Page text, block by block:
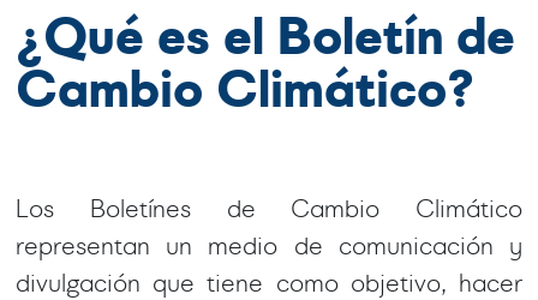
¿Qué es el Boletín de
Cambio Climático?
Los Boletínes de Cambio Climático
representan un medio de comunicación y
divulgación que tiene como objetivo, hacer